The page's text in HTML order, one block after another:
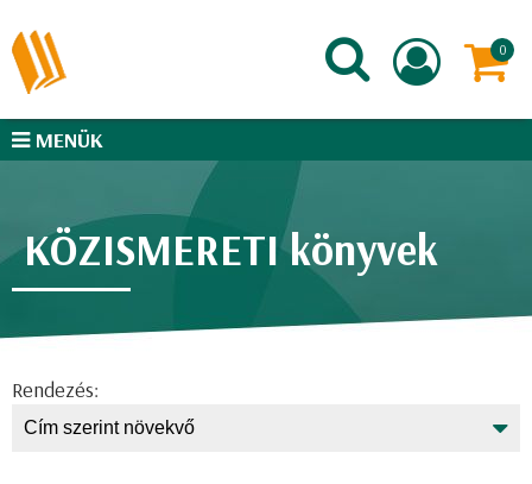
MENÜK
KÖZISMERETI könyvek
Rendezés: